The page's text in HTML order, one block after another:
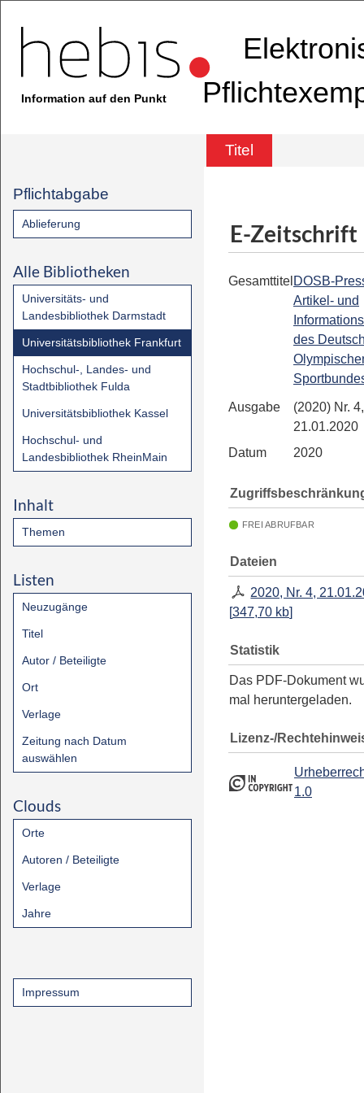
Information auf den Punkt
Titel
Pflichtabgabe
Ablieferung
Alle Bibliotheken
Universitäts- und
Landesbibliothek Darmstadt
Universitätsbibliothek Frankfurt
Hochschul-, Landes- und
Stadtbibliothek Fulda
Universitätsbibliothek Kassel
Hochschul- und
Landesbibliothek RheinMain
Inhalt
Themen
Listen
Neuzugänge
Titel
Autor / Beteiligte
Ort
Verlage
Zeitung nach Datum
auswählen
Clouds
Orte
Autoren / Beteiligte
Verlage
Jahre
Impressum
E-Zeitschrift
Gesamttitel DOSB-
Artikel- und
des
Ausgabe
(2020) Nr. 4,
21.01.2020
Datum
2020
FREI ABRUFBAR
Dateien
2020, Nr. 4,
[347,70 kb]
Statistik
Das PDF-Dokument
mal heruntergeladen.
Lizenz-/
1.0